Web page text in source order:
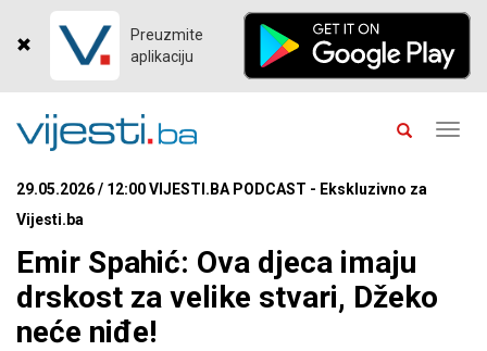
Preuzmite
aplikaciju
29.05.2026 / 12:00 VIJESTI.BA PODCAST - Ekskluzivno za
Vijesti.ba
Emir Spahić: Ova djeca imaju
drskost za velike stvari, Džeko
neće niđe!